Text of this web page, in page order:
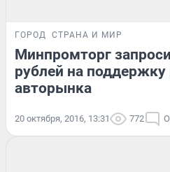
ГОРОД СТРАНА И МИР
Минпромторг
рублей на поддержку
авторынка
20 октября, 2016, 13:31 772